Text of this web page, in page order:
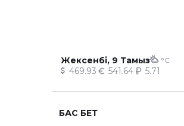
Жексенбі, 9 Тамыз °C
469.93 541.64 5.71
БАС БЕТ